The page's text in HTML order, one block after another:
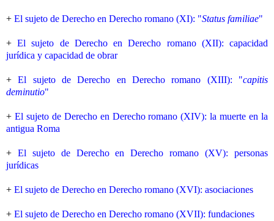
+ El sujeto de Derecho en Derecho romano (XI): "Status familiae"
+El sujeto de Derecho en Derecho romano (XII): capacidad
jurídica y capacidad de obrar
+El sujeto de Derecho en Derecho romano (XIII): "capitis
deminutio"
+ El sujeto de Derecho en Derecho romano (XIV): la muerte en la
antigua Roma
+ El sujeto de Derecho en Derecho romano (XV): personas
jurídicas
+ El sujeto de Derecho en Derecho romano (XVI): asociaciones
+ El sujeto de Derecho en Derecho romano (XVII): fundaciones